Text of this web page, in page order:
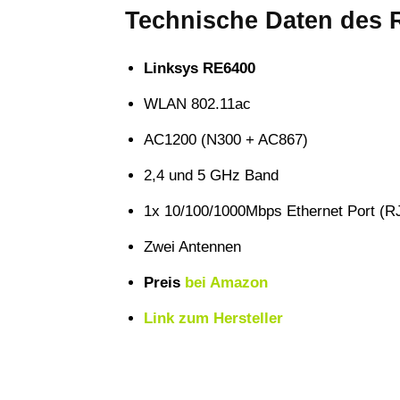
Technische Daten des
Linksys RE6400
WLAN 802.11ac
AC1200 (N300 + AC867)
2,4 und 5 GHz Band
1x 10/100/1000Mbps Ethernet Port
Zwei Antennen
Preis bei Amazon
Link zum Hersteller